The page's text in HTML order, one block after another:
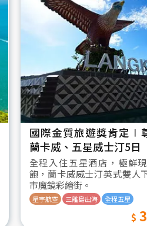
國際金質旅遊獎肯定∣
蘭卡威、五星威士汀5日
全程入住五星酒店，極鮮
飽，蘭卡威威士汀英式雙人
市魔鏡彩繪街。
星宇航空 三離島出海 全程五星